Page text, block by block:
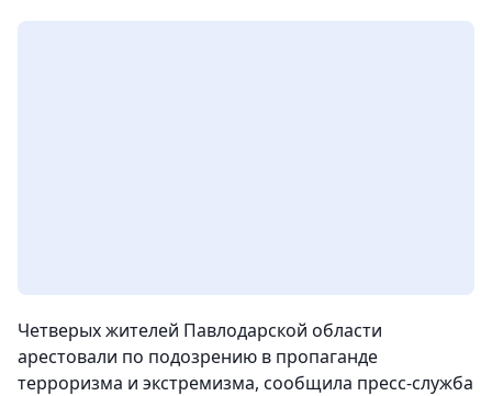
Четверых жителей Павлодарской области
арестовали по подозрению в пропаганде
терроризма и экстремизма, сообщила пресс-служба